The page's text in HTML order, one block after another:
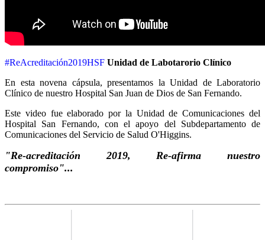
#ReAcreditación2019HSF Unidad de Labotarorio Clínico
En esta novena cápsula, presentamos la Unidad de Laboratorio
Clínico de nuestro Hospital San Juan de Dios de San Fernando.
Este video fue elaborado por la Unidad de Comunicaciones del
Hospital San Fernando, con el apoyo del Subdepartamento de
Comunicaciones del Servicio de Salud O'Higgins.
"Re-acreditación 2019, Re-afirma nuestro
compromiso"...